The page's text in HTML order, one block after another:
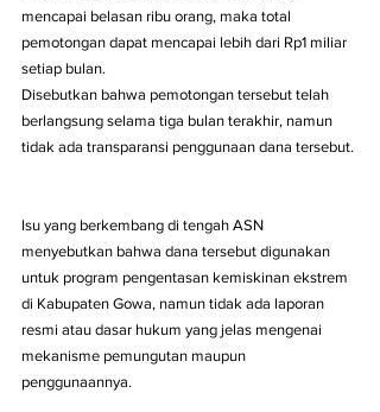
mencapai belasan ribu orang, maka total
pemotongan dapat mencapai lebih dari Rp1 miliar
setiap bulan.
Disebutkan bahwa pemotongan tersebut telah
berlangsung selama tiga bulan terakhir, namun
tidak ada transparansi penggunaan dana tersebut.
Isu yang berkembang di tengah ASN
menyebutkan bahwa dana tersebut digunakan
untuk program pengentasan kemiskinan ekstrem
di Kabupaten Gowa, namun tidak ada laporan
resmi atau dasar hukum yang jelas mengenai
mekanisme pemungutan maupun
penggunaannya.